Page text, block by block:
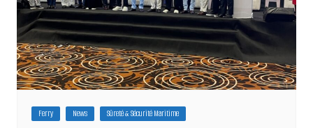
Ferry News Sûreté & Sécurité Maritime